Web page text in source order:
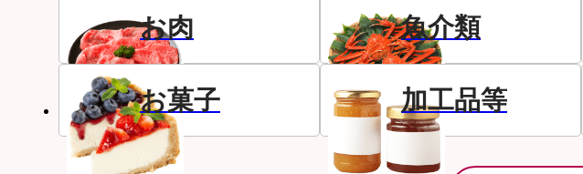
お肉 魚介類
お菓子 加工品等